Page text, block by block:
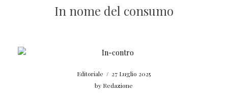
In nome del consumo
Editoriale / 27 Luglio 2025
by Redazione